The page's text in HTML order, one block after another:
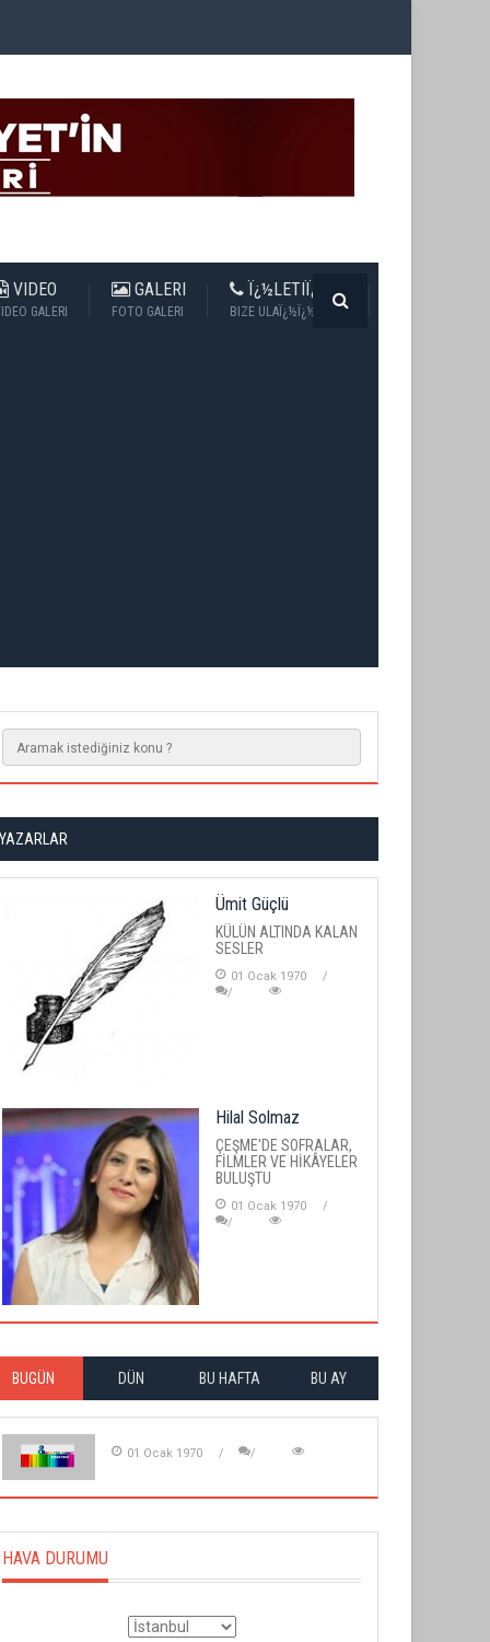
VIDEO
GALERI
GALERI
FOTO GALERI
Ï¿½LETIÏ¿½IM
BIZE ULAÏ¿½Ï¿½N
YAZARLAR
Ümit Güçlü
KÜLÜN ALTINDA KALAN
SESLER
01 Ocak 1970
Hilal Solmaz
ÇEŞME'DE SOFRALAR,
FİLMLER VE HİKÂYELER
BULUŞTU
01 Ocak 1970
BUGÜN DÜN BU HAFTA BU AY
01 Ocak 1970
HAVA DURUMU